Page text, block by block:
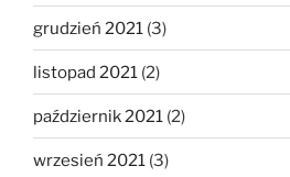
grudzień 2021 (3)
listopad 2021 (2)
październik 2021 (2)
wrzesień 2021 (3)